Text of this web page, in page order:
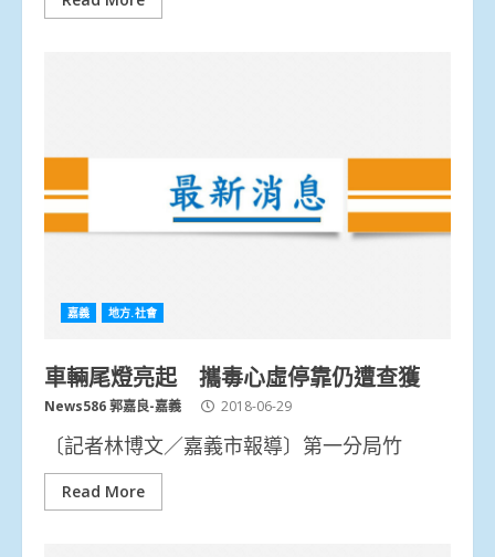
嘉義 地方.社會
車輛尾燈亮起 攜毒心虛停靠仍遭查獲
News586 郭嘉良-嘉義 2018-06-29
〔記者林博文／嘉義市報導〕第一分局竹
Read More